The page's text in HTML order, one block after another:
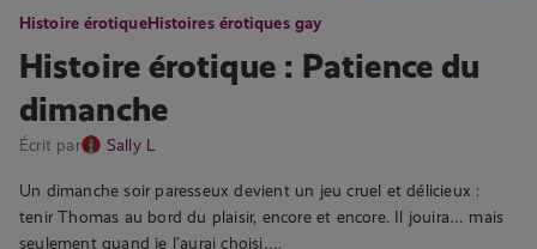
Histoire érotiqueHistoires érotiques gay
Histoire érotique : Patience du
dimanche
Écrit par Sally L
Un dimanche soir paresseux devient un jeu cruel et délicieux :
tenir Thomas au bord du plaisir, encore et encore. Il jouira… mais
seulement quand je l’aurai choisi….